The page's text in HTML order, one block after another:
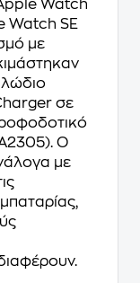
Watch
Watch SE
με
σε
Ο
με